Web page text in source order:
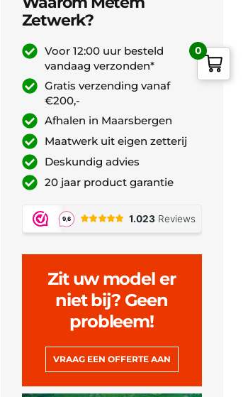
Zetwerk?
Voor 12:00 uur besteld
vandaag verzonden*
Gratis verzending vanaf
€200,-
Afhalen in Maarsbergen
Maatwerk uit eigen zetterij
Deskundig advies
20 jaar product garantie
Zit uw model er
niet bij? Geen
probleem!
VRAAG EEN OFFERTE AAN
0